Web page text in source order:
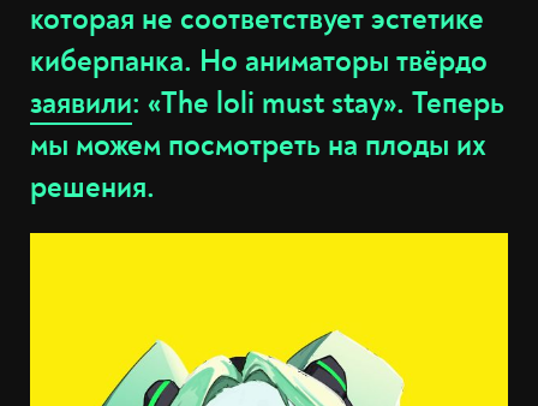
которая не соответствует эстетике
киберпанка. Но аниматоры твёрдо
заявили: «The loli must stay». Теперь
мы можем посмотреть на плоды их
решения.